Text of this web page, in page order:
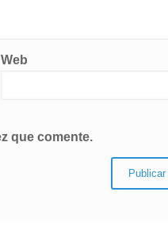
Web
que comente.